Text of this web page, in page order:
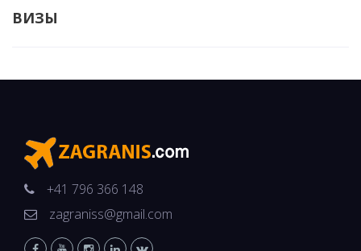
ВИЗЫ
+41 796 366 148
zagraniss@gmail.com